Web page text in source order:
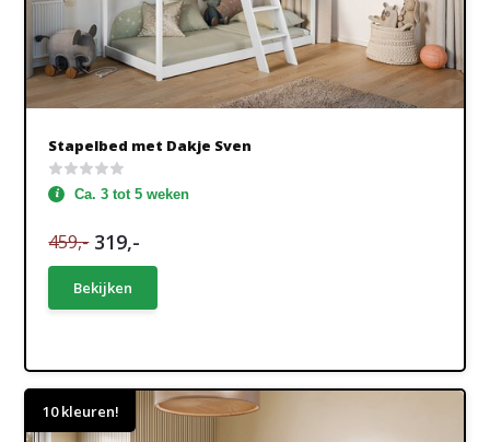
Stapelbed met Dakje Sven
Ca. 3 tot 5 weken
459,- 319,-
Bekijken
10 kleuren!